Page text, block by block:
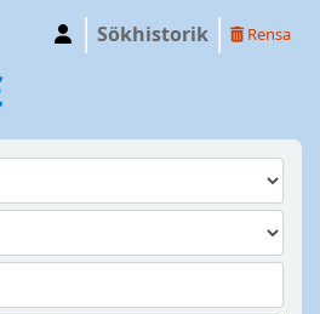
Sökhistorik Rensa